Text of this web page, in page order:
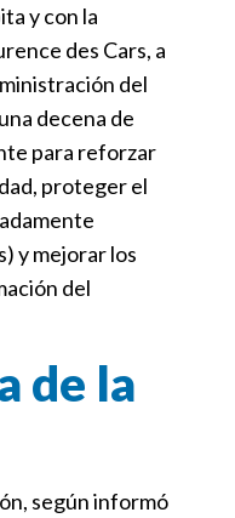
y con la
des Cars, a
del
decena de
para reforzar
proteger el
y mejorar los
del
de la
según informó